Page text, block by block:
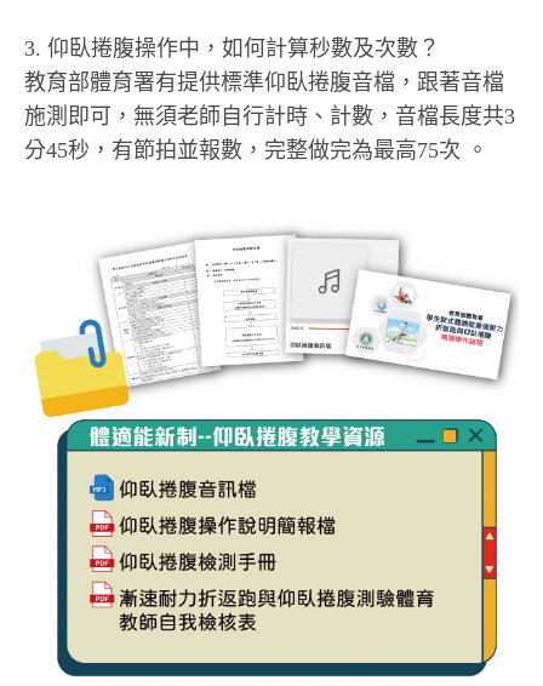
3. 仰臥捲腹操作中，如何計算秒數及次數？
教育部體育署有提供標準仰臥捲腹音檔，跟著音檔
施測即可，無須老師自行計時、計數，音檔長度共3
分45秒，有節拍並報數，完整做完為最高75次 。